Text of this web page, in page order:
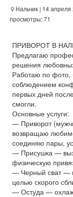
Нальчик | 14 апреля
просмотры: 71
ПРИВОРОТ В
Предлагаю
решения
Работаю по фото,
соблюдением
первых дней
смогли.
Основные услуги:
— Приворот
возвращаю
соединяю пары,
— Присушка —
физическую
— Черный сват —
целью скорого
— Остуда —